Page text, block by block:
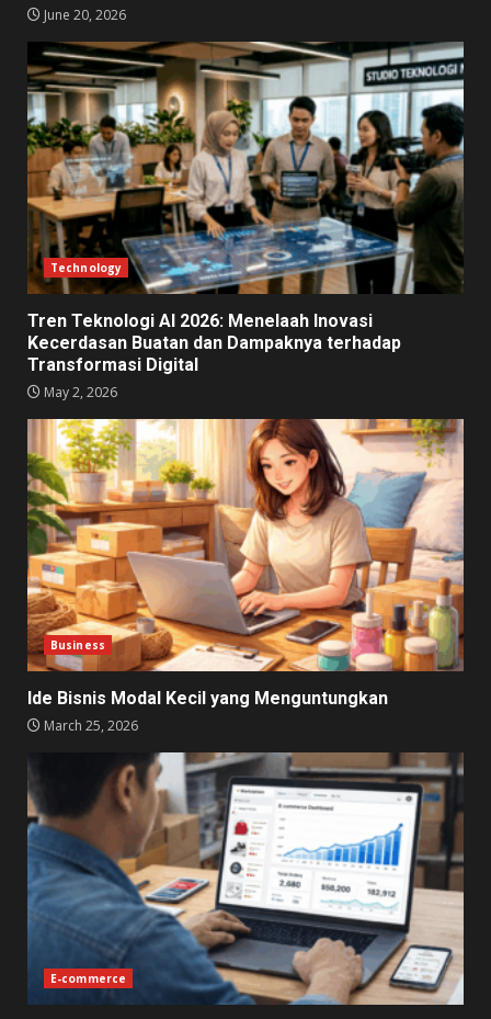
June 20, 2026
Technology
Tren Teknologi AI 2026: Menelaah Inovasi
Kecerdasan Buatan dan Dampaknya terhadap
Transformasi Digital
May 2, 2026
Business
Ide Bisnis Modal Kecil yang Menguntungkan
March 25, 2026
E-commerce